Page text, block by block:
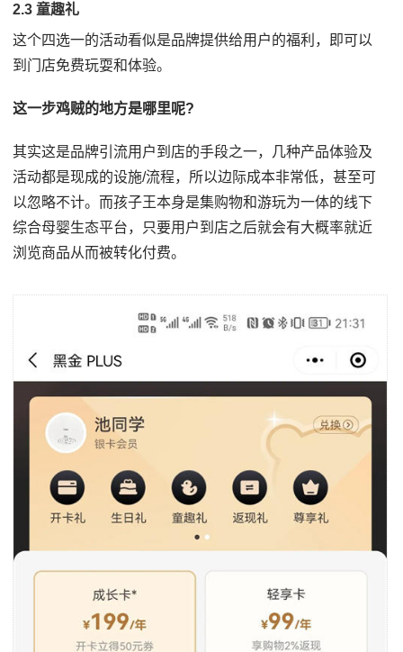
2.3 童趣礼
这个四选一的活动看似是品牌提供给用户的福利，即可以
到门店免费玩耍和体验。
这一步鸡贼的地方是哪里呢?
其实这是品牌引流用户到店的手段之一，几种产品体验及
活动都是现成的设施/流程，所以边际成本非常低，甚至可
以忽略不计。而孩子王本身是集购物和游玩为一体的线下
综合母婴生态平台，只要用户到店之后就会有大概率就近
浏览商品从而被转化付费。